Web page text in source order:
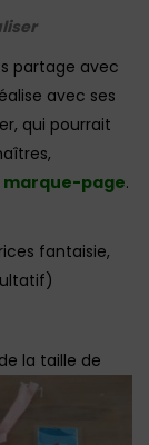
partage avec
avec ses
qui pourrait
marque-page.
fantaisie,
la taille de